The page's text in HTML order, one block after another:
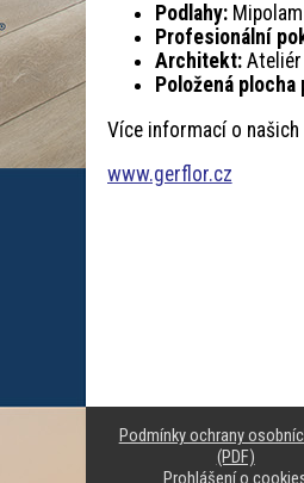
Podlahy:
Profesionální
Architekt:
Položená
Více informací o
www.gerflor.cz
Podmínky ochrany
(PDF)
Prohlášení o